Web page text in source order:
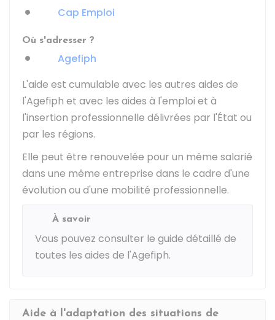
Cap Emploi
Où s'adresser ?
Agefiph
L'aide est cumulable avec les autres aides de
l'Agefiph et avec les aides à l'emploi et à
l'insertion professionnelle délivrées par l'État ou
par les régions.
Elle peut être renouvelée pour un même salarié
dans une même entreprise dans le cadre d'une
évolution ou d'une mobilité professionnelle.
À savoir
Vous pouvez consulter le guide détaillé de
toutes les aides de l'Agefiph.
Aide à l'adaptation des situations de